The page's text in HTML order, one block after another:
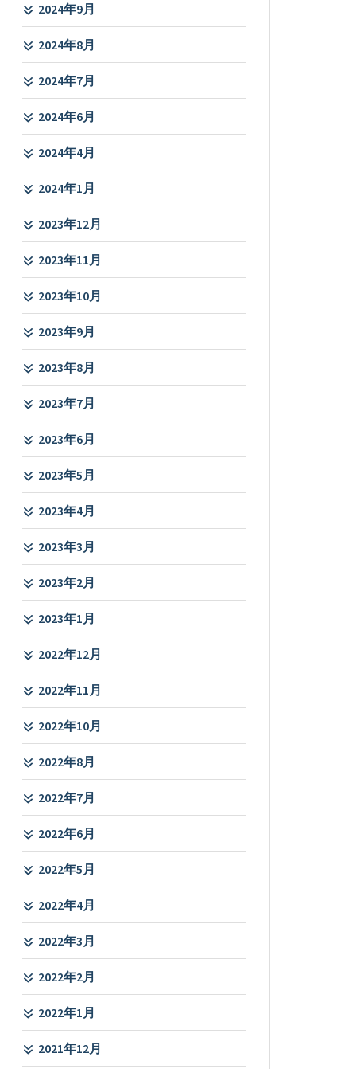
2024年9月
2024年8月
2024年7月
2024年6月
2024年4月
2024年1月
2023年12月
2023年11月
2023年10月
2023年9月
2023年8月
2023年7月
2023年6月
2023年5月
2023年4月
2023年3月
2023年2月
2023年1月
2022年12月
2022年11月
2022年10月
2022年8月
2022年7月
2022年6月
2022年5月
2022年4月
2022年3月
2022年2月
2022年1月
2021年12月